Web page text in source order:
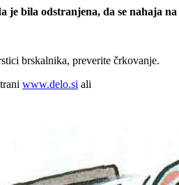
je bila odstranjena, da se nahaja
brskalnika, preverite črkovanje.
www.delo.si ali